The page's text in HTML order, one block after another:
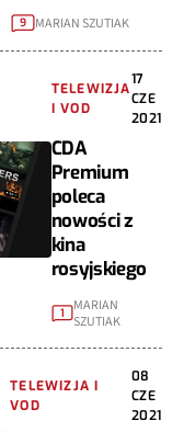
9 MARIAN SZUTIAK
TELEWIZJA
I VOD
17
CZE
2021
CDA
Premium
poleca
nowości z
kina
rosyjskiego
1
MARIAN
SZUTIAK
TELEWIZJA I
VOD
08
CZE
2021